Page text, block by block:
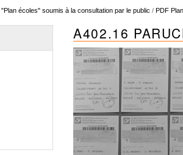
écoles" soumis à la consultation par le public / PDF
A402.16